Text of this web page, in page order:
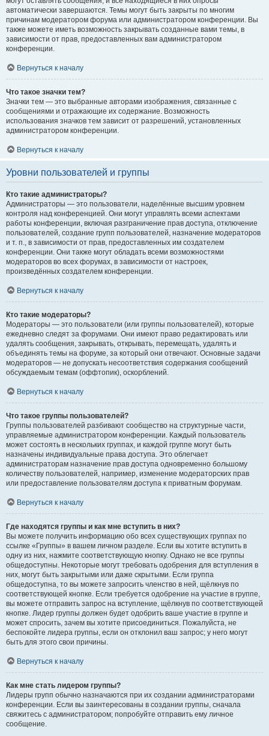
автоматически завершаются. Темы могут быть закрыты по многим
причинам модератором форума или администратором конференции. Вы
также можете иметь возможность закрывать созданные вами темы, в
зависимости от прав, предоставленных вам администратором
конференции.
Вернуться к началу
Что такое значки тем?
Значки тем — это выбранные авторами изображения, связанные с
сообщениями и отражающие их содержание. Возможность
использования значков тем зависит от разрешений, установленных
администратором конференции.
Вернуться к началу
Уровни пользователей и группы
Кто такие администраторы?
Администраторы — это пользователи, наделённые высшим уровнем
контроля над конференцией. Они могут управлять всеми аспектами
работы конференции, включая разграничение прав доступа, отключение
пользователей, создание групп пользователей, назначение модераторов
и т. п., в зависимости от прав, предоставленных им создателем
конференции. Они также могут обладать всеми возможностями
модераторов во всех форумах, в зависимости от настроек,
произведённых создателем конференции.
Вернуться к началу
Кто такие модераторы?
Модераторы — это пользователи (или группы пользователей), которые
ежедневно следят за форумами. Они имеют право редактировать или
удалять сообщения, закрывать, открывать, перемещать, удалять и
объединять темы на форуме, за который они отвечают. Основные задачи
модераторов — не допускать несоответствия содержания сообщений
обсуждаемым темам (оффтопик), оскорблений.
Вернуться к началу
Что такое группы пользователей?
Группы пользователей разбивают сообщество на структурные части,
управляемые администратором конференции. Каждый пользователь
может состоять в нескольких группах, и каждой группе могут быть
назначены индивидуальные права доступа. Это облегчает
администраторам назначение прав доступа одновременно большому
количеству пользователей, например, изменение модераторских прав
или предоставление пользователям доступа к приватным форумам.
Вернуться к началу
Где находятся группы и как мне вступить в них?
Вы можете получить информацию обо всех существующих группах по
ссылке «Группы» в вашем личном разделе. Если вы хотите вступить в
одну из них, нажмите соответствующую кнопку. Однако не все группы
общедоступны. Некоторые могут требовать одобрения для вступления в
них, могут быть закрытыми или даже скрытыми. Если группа
общедоступна, то вы можете запросить членство в ней, щёлкнув по
соответствующей кнопке. Если требуется одобрение на участие в группе,
вы можете отправить запрос на вступление, щёлкнув по соответствующей
кнопке. Лидер группы должен будет одобрить ваше участие в группе и
может спросить, зачем вы хотите присоединиться. Пожалуйста, не
беспокойте лидера группы, если он отклонил ваш запрос; у него могут
быть для этого свои причины.
Вернуться к началу
Как мне стать лидером группы?
Лидеры групп обычно назначаются при их создании администраторами
конференции. Если вы заинтересованы в создании группы, сначала
свяжитесь с администратором; попробуйте отправить ему личное
сообщение.